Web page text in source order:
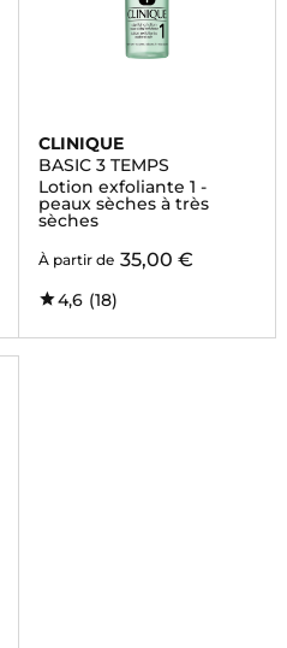
CLINIQUE
BASIC 3 TEMPS
Lotion exfoliante 1 -
peaux sèches à très
sèches
À partir de 35,00 €
4,6 (18)